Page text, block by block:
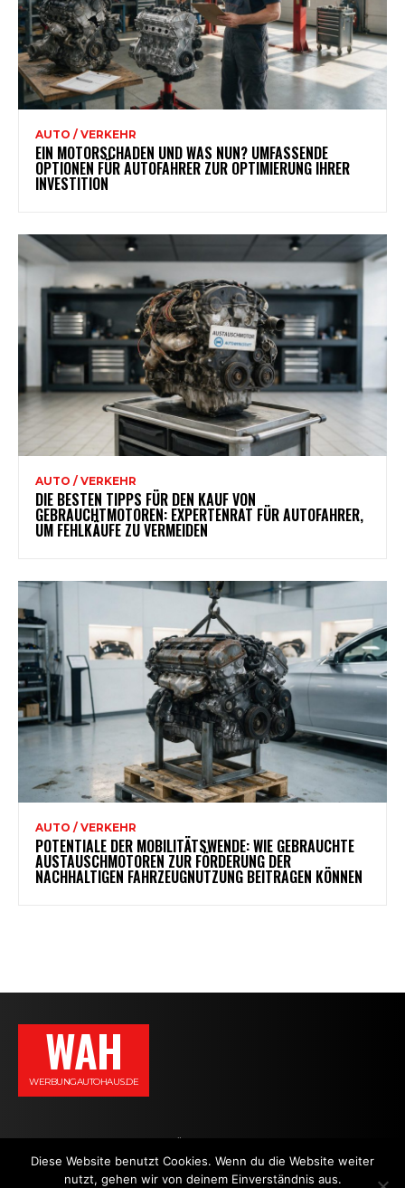
AUTO / VERKEHR
EIN MOTORSCHADEN UND WAS NUN? UMFASSENDE
OPTIONEN FÜR AUTOFAHRER ZUR OPTIMIERUNG IHRER
INVESTITION
AUTO / VERKEHR
DIE BESTEN TIPPS FÜR DEN KAUF VON
GEBRAUCHTMOTOREN: EXPERTENRAT FÜR AUTOFAHRER,
UM FEHLKÄUFE ZU VERMEIDEN
AUTO / VERKEHR
POTENTIALE DER MOBILITÄTSWENDE: WIE GEBRAUCHTE
AUSTAUSCHMOTOREN ZUR FÖRDERUNG DER
NACHHALTIGEN FAHRZEUGNUTZUNG BEITRAGEN KÖNNEN
WAH
WERBUNGAUTOHAUS.DE
AGB DATENSCHUTZERKLÄRUNG
Diese Website benutzt Cookies. Wenn du die Website weiter
nutzt, gehen wir von deinem Einverständnis aus.